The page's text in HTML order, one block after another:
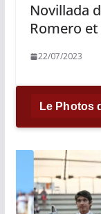
Novillada
Romero
22/07/2023
Le Photos